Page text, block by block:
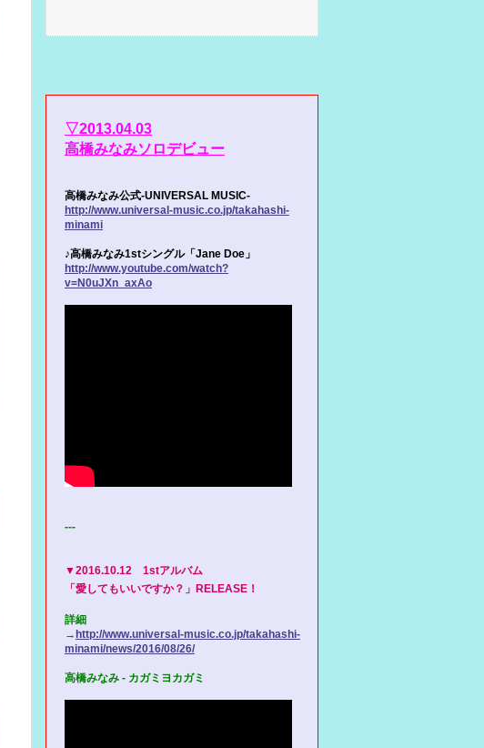
▽2013.04.03
高橋みなみソロデビュー
高橋みなみ公式-UNIVERSAL MUSIC-
http://www.universal-music.co.jp/takahashi-
minami
♪高橋みなみ1stシングル「Jane Doe」
http://www.youtube.com/watch?
v=N0uJXn_axAo
---
▼2016.10.12 1stアルバム
「愛してもいいですか？」 RELEASE！
詳細
→ http://www.universal-music.co.jp/takahashi-
minami/news/2016/08/26/
高橋みなみ - カガミヨカガミ